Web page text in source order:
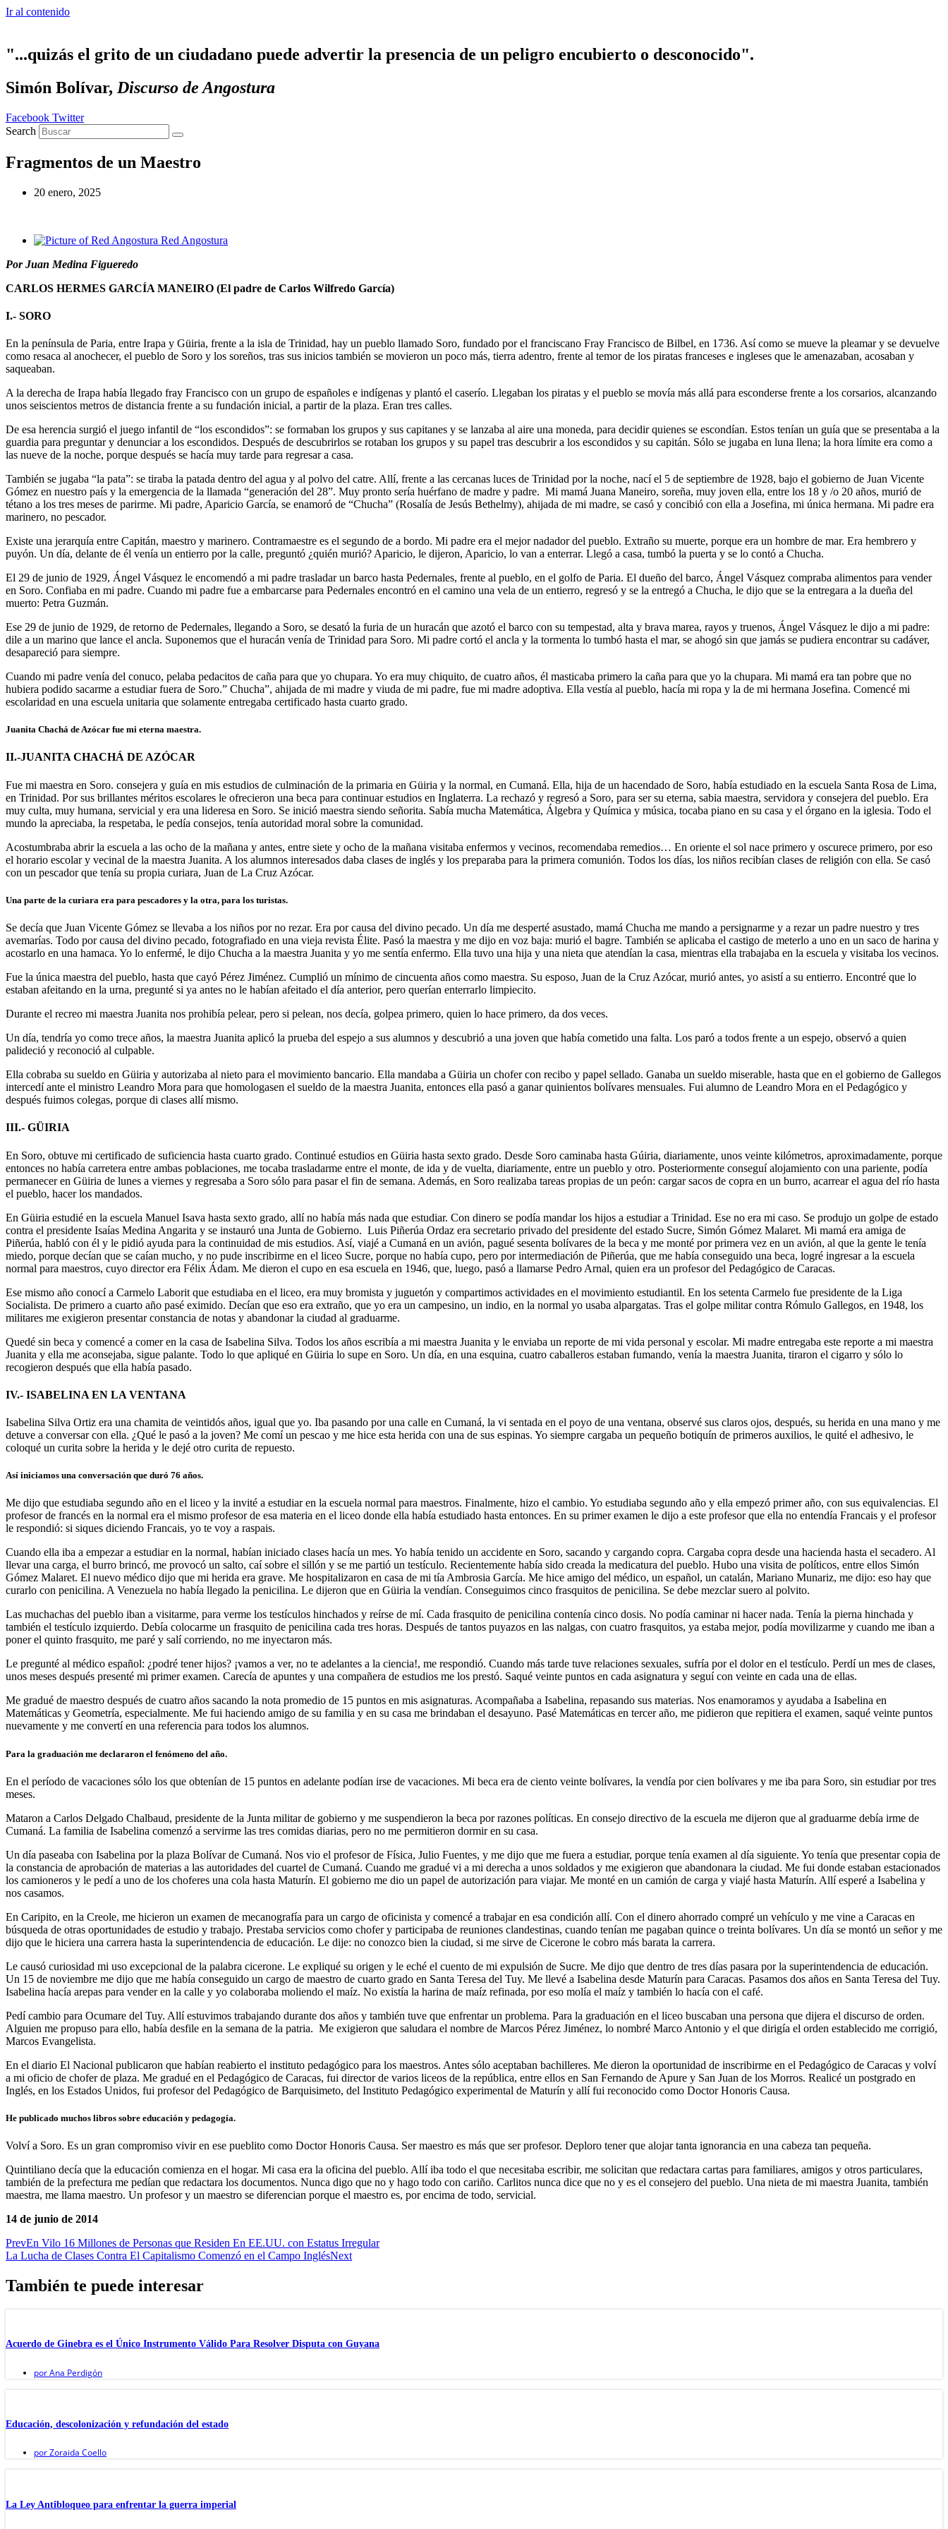
Ir al contenido
"...quizás el grito de un ciudadano puede advertir la presencia de un peligro encubierto o desconocido".
Simón Bolívar, Discurso de Angostura
Facebook Twitter
Search
Fragmentos de un Maestro
20 enero, 2025
Red Angostura
Por Juan Medina Figueredo
CARLOS HERMES GARCÍA MANEIRO (El padre de Carlos Wilfredo García)
I.- SORO
En la península de Paria, entre Irapa y Güiria, frente a la isla de Trinidad, hay un pueblo llamado Soro, fundado por el franciscano Fray Francisco de Bilbel, en 1736. Así como se mueve la pleamar y se devuelve
como resaca al anochecer, el pueblo de Soro y los soreños, tras sus inicios también se movieron un poco más, tierra adentro, frente al temor de los piratas franceses e ingleses que le amenazaban, acosaban y
saqueaban.
A la derecha de Irapa había llegado fray Francisco con un grupo de españoles e indígenas y plantó el caserío. Llegaban los piratas y el pueblo se movía más allá para esconderse frente a los corsarios, alcanzando
unos seiscientos metros de distancia frente a su fundación inicial, a partir de la plaza. Eran tres calles.
De esa herencia surgió el juego infantil de “los escondidos”: se formaban los grupos y sus capitanes y se lanzaba al aire una moneda, para decidir quienes se escondían. Estos tenían un guía que se presentaba a la
guardia para preguntar y denunciar a los escondidos. Después de descubrirlos se rotaban los grupos y su papel tras descubrir a los escondidos y su capitán. Sólo se jugaba en luna llena; la hora límite era como a
las nueve de la noche, porque después se hacía muy tarde para regresar a casa.
También se jugaba “la pata”: se tiraba la patada dentro del agua y al polvo del catre. Allí, frente a las cercanas luces de Trinidad por la noche, nací el 5 de septiembre de 1928, bajo el gobierno de Juan Vicente
Gómez en nuestro país y la emergencia de la llamada “generación del 28”. Muy pronto sería huérfano de madre y padre. Mi mamá Juana Maneiro, soreña, muy joven ella, entre los 18 y /o 20 años, murió de
tétano a los tres meses de parirme. Mi padre, Aparicio García, se enamoró de “Chucha” (Rosalía de Jesús Bethelmy), ahijada de mi madre, se casó y concibió con ella a Josefina, mi única hermana. Mi padre era
marinero, no pescador.
Existe una jerarquía entre Capitán, maestro y marinero. Contramaestre es el segundo de a bordo. Mi padre era el mejor nadador del pueblo. Extraño su muerte, porque era un hombre de mar. Era hembrero y
puyón. Un día, delante de él venía un entierro por la calle, preguntó ¿quién murió? Aparicio, le dijeron, Aparicio, lo van a enterrar. Llegó a casa, tumbó la puerta y se lo contó a Chucha.
El 29 de junio de 1929, Ángel Vásquez le encomendó a mi padre trasladar un barco hasta Pedernales, frente al pueblo, en el golfo de Paria. El dueño del barco, Ángel Vásquez compraba alimentos para vender
en Soro. Confiaba en mi padre. Cuando mi padre fue a embarcarse para Pedernales encontró en el camino una vela de un entierro, regresó y se la entregó a Chucha, le dijo que se la entregara a la dueña del
muerto: Petra Guzmán.
Ese 29 de junio de 1929, de retorno de Pedernales, llegando a Soro, se desató la furia de un huracán que azotó el barco con su tempestad, alta y brava marea, rayos y truenos, Ángel Vásquez le dijo a mi padre:
dile a un marino que lance el ancla. Suponemos que el huracán venía de Trinidad para Soro. Mi padre cortó el ancla y la tormenta lo tumbó hasta el mar, se ahogó sin que jamás se pudiera encontrar su cadáver,
desapareció para siempre.
Cuando mi padre venía del conuco, pelaba pedacitos de caña para que yo chupara. Yo era muy chiquito, de cuatro años, él masticaba primero la caña para que yo la chupara. Mi mamá era tan pobre que no
hubiera podido sacarme a estudiar fuera de Soro.” Chucha”, ahijada de mi madre y viuda de mi padre, fue mi madre adoptiva. Ella vestía al pueblo, hacía mi ropa y la de mi hermana Josefina. Comencé mi
escolaridad en una escuela unitaria que solamente entregaba certificado hasta cuarto grado.
Juanita Chachá de Azócar fue mi eterna maestra.
II.-JUANITA CHACHÁ DE AZÓCAR
Fue mi maestra en Soro. consejera y guía en mis estudios de culminación de la primaria en Güiria y la normal, en Cumaná. Ella, hija de un hacendado de Soro, había estudiado en la escuela Santa Rosa de Lima,
en Trinidad. Por sus brillantes méritos escolares le ofrecieron una beca para continuar estudios en Inglaterra. La rechazó y regresó a Soro, para ser su eterna, sabia maestra, servidora y consejera del pueblo. Era
muy culta, muy humana, servicial y era una lideresa en Soro. Se inició maestra siendo señorita. Sabía mucha Matemática, Álgebra y Química y música, tocaba piano en su casa y el órgano en la iglesia. Todo el
mundo la apreciaba, la respetaba, le pedía consejos, tenía autoridad moral sobre la comunidad.
Acostumbraba abrir la escuela a las ocho de la mañana y antes, entre siete y ocho de la mañana visitaba enfermos y vecinos, recomendaba remedios… En oriente el sol nace primero y oscurece primero, por eso
el horario escolar y vecinal de la maestra Juanita. A los alumnos interesados daba clases de inglés y los preparaba para la primera comunión. Todos los días, los niños recibían clases de religión con ella. Se casó
con un pescador que tenía su propia curiara, Juan de La Cruz Azócar.
Una parte de la curiara era para pescadores y la otra, para los turistas.
Se decía que Juan Vicente Gómez se llevaba a los niños por no rezar. Era por causa del divino pecado. Un día me desperté asustado, mamá Chucha me mando a persignarme y a rezar un padre nuestro y tres
avemarías. Todo por causa del divino pecado, fotografiado en una vieja revista Élite. Pasó la maestra y me dijo en voz baja: murió el bagre. También se aplicaba el castigo de meterlo a uno en un saco de harina y
acostarlo en una hamaca. Yo lo enfermé, le dijo Chucha a la maestra Juanita y yo me sentía enfermo. Ella tuvo una hija y una nieta que atendían la casa, mientras ella trabajaba en la escuela y visitaba los vecinos.
Fue la única maestra del pueblo, hasta que cayó Pérez Jiménez. Cumplió un mínimo de cincuenta años como maestra. Su esposo, Juan de la Cruz Azócar, murió antes, yo asistí a su entierro. Encontré que lo
estaban afeitando en la urna, pregunté si ya antes no le habían afeitado el día anterior, pero querían enterrarlo limpiecito.
Durante el recreo mi maestra Juanita nos prohibía pelear, pero si pelean, nos decía, golpea primero, quien lo hace primero, da dos veces.
Un día, tendría yo como trece años, la maestra Juanita aplicó la prueba del espejo a sus alumnos y descubrió a una joven que había cometido una falta. Los paró a todos frente a un espejo, observó a quien
palideció y reconoció al culpable.
Ella cobraba su sueldo en Güiria y autorizaba al nieto para el movimiento bancario. Ella mandaba a Güiria un chofer con recibo y papel sellado. Ganaba un sueldo miserable, hasta que en el gobierno de Gallegos
intercedí ante el ministro Leandro Mora para que homologasen el sueldo de la maestra Juanita, entonces ella pasó a ganar quinientos bolívares mensuales. Fui alumno de Leandro Mora en el Pedagógico y
después fuimos colegas, porque di clases allí mismo.
III.- GÜIRIA
En Soro, obtuve mi certificado de suficiencia hasta cuarto grado. Continué estudios en Güiria hasta sexto grado. Desde Soro caminaba hasta Gúiria, diariamente, unos veinte kilómetros, aproximadamente, porque
entonces no había carretera entre ambas poblaciones, me tocaba trasladarme entre el monte, de ida y de vuelta, diariamente, entre un pueblo y otro. Posteriormente conseguí alojamiento con una pariente, podía
permanecer en Güiria de lunes a viernes y regresaba a Soro sólo para pasar el fin de semana. Además, en Soro realizaba tareas propias de un peón: cargar sacos de copra en un burro, acarrear el agua del río hasta
el pueblo, hacer los mandados.
En Güiria estudié en la escuela Manuel Isava hasta sexto grado, allí no había más nada que estudiar. Con dinero se podía mandar los hijos a estudiar a Trinidad. Ese no era mi caso. Se produjo un golpe de estado
contra el presidente Isaías Medina Angarita y se instauró una Junta de Gobierno. Luis Piñerúa Ordaz era secretario privado del presidente del estado Sucre, Simón Gómez Malaret. Mi mamá era amiga de
Piñerúa, habló con él y le pidió ayuda para la continuidad de mis estudios. Así, viajé a Cumaná en un avión, pagué sesenta bolívares de la beca y me monté por primera vez en un avión, al que la gente le tenía
miedo, porque decían que se caían mucho, y no pude inscribirme en el liceo Sucre, porque no había cupo, pero por intermediación de Piñerúa, que me había conseguido una beca, logré ingresar a la escuela
normal para maestros, cuyo director era Félix Ádam. Me dieron el cupo en esa escuela en 1946, que, luego, pasó a llamarse Pedro Arnal, quien era un profesor del Pedagógico de Caracas.
Ese mismo año conocí a Carmelo Laborit que estudiaba en el liceo, era muy bromista y juguetón y compartimos actividades en el movimiento estudiantil. En los setenta Carmelo fue presidente de la Liga
Socialista. De primero a cuarto año pasé eximido. Decían que eso era extraño, que yo era un campesino, un indio, en la normal yo usaba alpargatas. Tras el golpe militar contra Rómulo Gallegos, en 1948, los
militares me exigieron presentar constancia de notas y abandonar la ciudad al graduarme.
Quedé sin beca y comencé a comer en la casa de Isabelina Silva. Todos los años escribía a mi maestra Juanita y le enviaba un reporte de mi vida personal y escolar. Mi madre entregaba este reporte a mi maestra
Juanita y ella me aconsejaba, sigue palante. Todo lo que apliqué en Güiria lo supe en Soro. Un día, en una esquina, cuatro caballeros estaban fumando, venía la maestra Juanita, tiraron el cigarro y sólo lo
recogieron después que ella había pasado.
IV.- ISABELINA EN LA VENTANA
Isabelina Silva Ortiz era una chamita de veintidós años, igual que yo. Iba pasando por una calle en Cumaná, la vi sentada en el poyo de una ventana, observé sus claros ojos, después, su herida en una mano y me
detuve a conversar con ella. ¿Qué le pasó a la joven? Me comí un pescao y me hice esta herida con una de sus espinas. Yo siempre cargaba un pequeño botiquín de primeros auxilios, le quité el adhesivo, le
coloqué un curita sobre la herida y le dejé otro curita de repuesto.
Así iniciamos una conversación que duró 76 años.
Me dijo que estudiaba segundo año en el liceo y la invité a estudiar en la escuela normal para maestros. Finalmente, hizo el cambio. Yo estudiaba segundo año y ella empezó primer año, con sus equivalencias. El
profesor de francés en la normal era el mismo profesor de esa materia en el liceo donde ella había estudiado hasta entonces. En su primer examen le dijo a este profesor que ella no entendía Francais y el profesor
le respondió: si siques diciendo Francais, yo te voy a raspais.
Cuando ella iba a empezar a estudiar en la normal, habían iniciado clases hacía un mes. Yo había tenido un accidente en Soro, sacando y cargando copra. Cargaba copra desde una hacienda hasta el secadero. Al
llevar una carga, el burro brincó, me provocó un salto, caí sobre el sillón y se me partió un testículo. Recientemente había sido creada la medicatura del pueblo. Hubo una visita de políticos, entre ellos Simón
Gómez Malaret. El nuevo médico dijo que mi herida era grave. Me hospitalizaron en casa de mi tía Ambrosia García. Me hice amigo del médico, un español, un catalán, Mariano Munariz, me dijo: eso hay que
curarlo con penicilina. A Venezuela no había llegado la penicilina. Le dijeron que en Güiria la vendían. Conseguimos cinco frasquitos de penicilina. Se debe mezclar suero al polvito.
Las muchachas del pueblo iban a visitarme, para verme los testículos hinchados y reírse de mí. Cada frasquito de penicilina contenía cinco dosis. No podía caminar ni hacer nada. Tenía la pierna hinchada y
también el testículo izquierdo. Debía colocarme un frasquito de penicilina cada tres horas. Después de tantos puyazos en las nalgas, con cuatro frasquitos, ya estaba mejor, podía movilizarme y cuando me iban a
poner el quinto frasquito, me paré y salí corriendo, no me inyectaron más.
Le pregunté al médico español: ¿podré tener hijos? ¡vamos a ver, no te adelantes a la ciencia!, me respondió. Cuando más tarde tuve relaciones sexuales, sufría por el dolor en el testículo. Perdí un mes de clases,
unos meses después presenté mi primer examen. Carecía de apuntes y una compañera de estudios me los prestó. Saqué veinte puntos en cada asignatura y seguí con veinte en cada una de ellas.
Me gradué de maestro después de cuatro años sacando la nota promedio de 15 puntos en mis asignaturas. Acompañaba a Isabelina, repasando sus materias. Nos enamoramos y ayudaba a Isabelina en
Matemáticas y Geometría, especialmente. Me fui haciendo amigo de su familia y en su casa me brindaban el desayuno. Pasé Matemáticas en tercer año, me pidieron que repitiera el examen, saqué veinte puntos
nuevamente y me convertí en una referencia para todos los alumnos.
Para la graduación me declararon el fenómeno del año.
En el período de vacaciones sólo los que obtenían de 15 puntos en adelante podían irse de vacaciones. Mi beca era de ciento veinte bolívares, la vendía por cien bolívares y me iba para Soro, sin estudiar por tres
meses.
Mataron a Carlos Delgado Chalbaud, presidente de la Junta militar de gobierno y me suspendieron la beca por razones políticas. En consejo directivo de la escuela me dijeron que al graduarme debía irme de
Cumaná. La familia de Isabelina comenzó a servirme las tres comidas diarias, pero no me permitieron dormir en su casa.
Un día paseaba con Isabelina por la plaza Bolívar de Cumaná. Nos vio el profesor de Física, Julio Fuentes, y me dijo que me fuera a estudiar, porque tenía examen al día siguiente. Yo tenía que presentar copia de
la constancia de aprobación de materias a las autoridades del cuartel de Cumaná. Cuando me gradué vi a mi derecha a unos soldados y me exigieron que abandonara la ciudad. Me fui donde estaban estacionados
los camioneros y le pedí a uno de los choferes una cola hasta Maturín. El gobierno me dio un papel de autorización para viajar. Me monté en un camión de carga y viajé hasta Maturín. Allí esperé a Isabelina y
nos casamos.
En Caripito, en la Creole, me hicieron un examen de mecanografía para un cargo de oficinista y comencé a trabajar en esa condición allí. Con el dinero ahorrado compré un vehículo y me vine a Caracas en
búsqueda de otras oportunidades de estudio y trabajo. Prestaba servicios como chofer y participaba de reuniones clandestinas, cuando tenían me pagaban quince o treinta bolívares. Un día se montó un señor y me
dijo que le hiciera una carrera hasta la superintendencia de educación. Le dije: no conozco bien la ciudad, si me sirve de Cicerone le cobro más barata la carrera.
Le causó curiosidad mi uso excepcional de la palabra cicerone. Le expliqué su origen y le eché el cuento de mi expulsión de Sucre. Me dijo que dentro de tres días pasara por la superintendencia de educación.
Un 15 de noviembre me dijo que me había conseguido un cargo de maestro de cuarto grado en Santa Teresa del Tuy. Me llevé a Isabelina desde Maturín para Caracas. Pasamos dos años en Santa Teresa del Tuy.
Isabelina hacía arepas para vender en la calle y yo colaboraba moliendo el maíz. No existía la harina de maíz refinada, por eso molía el maíz y también lo hacía con el café.
Pedí cambio para Ocumare del Tuy. Allí estuvimos trabajando durante dos años y también tuve que enfrentar un problema. Para la graduación en el liceo buscaban una persona que dijera el discurso de orden.
Alguien me propuso para ello, había desfile en la semana de la patria. Me exigieron que saludara el nombre de Marcos Pérez Jiménez, lo nombré Marco Antonio y el que dirigía el orden establecido me corrigió,
Marcos Evangelista.
En el diario El Nacional publicaron que habían reabierto el instituto pedagógico para los maestros. Antes sólo aceptaban bachilleres. Me dieron la oportunidad de inscribirme en el Pedagógico de Caracas y volví
a mi oficio de chofer de plaza. Me gradué en el Pedagógico de Caracas, fui director de varios liceos de la república, entre ellos en San Fernando de Apure y San Juan de los Morros. Realicé un postgrado en
Inglés, en los Estados Unidos, fui profesor del Pedagógico de Barquisimeto, del Instituto Pedagógico experimental de Maturín y allí fui reconocido como Doctor Honoris Causa.
He publicado muchos libros sobre educación y pedagogía.
Volví a Soro. Es un gran compromiso vivir en ese pueblito como Doctor Honoris Causa. Ser maestro es más que ser profesor. Deploro tener que alojar tanta ignorancia en una cabeza tan pequeña.
Quintiliano decía que la educación comienza en el hogar. Mi casa era la oficina del pueblo. Allí iba todo el que necesitaba escribir, me solicitan que redactara cartas para familiares, amigos y otros particulares,
también de la prefectura me pedían que redactara los documentos. Nunca digo que no y hago todo con cariño. Carlitos nunca dice que no y es el consejero del pueblo. Una nieta de mi maestra Juanita, también
maestra, me llama maestro. Un profesor y un maestro se diferencian porque el maestro es, por encima de todo, servicial.
14 de junio de 2014
PrevEn Vilo 16 Millones de Personas que Residen En EE.UU. con Estatus Irregular
La Lucha de Clases Contra El Capitalismo Comenzó en el Campo InglésNext
También te puede interesar
Acuerdo de Ginebra es el Único Instrumento Válido Para Resolver Disputa con Guyana
porAna Perdigón
Educación, descolonización y refundación del estado
porZoraida Coello
La Ley Antibloqueo para enfrentar la guerra imperial